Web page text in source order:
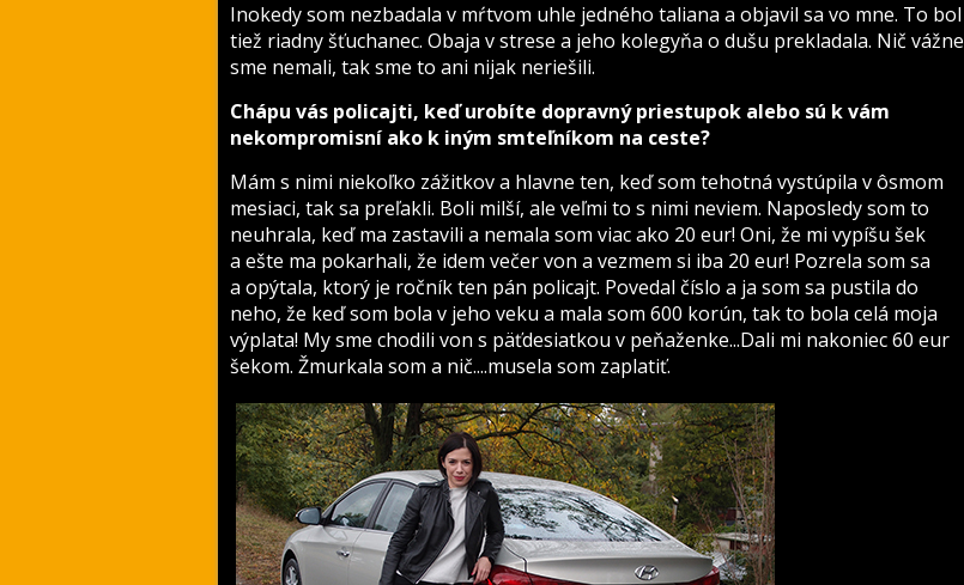
Inokedy som nezbadala v mŕtvom uhle jedného taliana a objavil sa vo mne. To bol
tiež riadny šťuchanec. Obaja v strese a jeho kolegyňa o dušu prekladala. Nič vážne
sme nemali, tak sme to ani nijak neriešili.
Chápu vás policajti, keď urobíte dopravný priestupok alebo sú k vám
nekompromisní ako k iným smteľníkom na ceste?
Mám s nimi niekoľko zážitkov a hlavne ten, keď som tehotná vystúpila v ôsmom
mesiaci, tak sa preľakli. Boli milší, ale veľmi to s nimi neviem. Naposledy som to
neuhrala, keď ma zastavili a nemala som viac ako 20 eur! Oni, že mi vypíšu šek
a ešte ma pokarhali, že idem večer von a vezmem si iba 20 eur! Pozrela som sa
a opýtala, ktorý je ročník ten pán policajt. Povedal číslo a ja som sa pustila do
neho, že keď som bola v jeho veku a mala som 600 korún, tak to bola celá moja
výplata! My sme chodili von s päťdesiatkou v peňaženke...Dali mi nakoniec 60 eur
šekom. Žmurkala som a nič....musela som zaplatiť.